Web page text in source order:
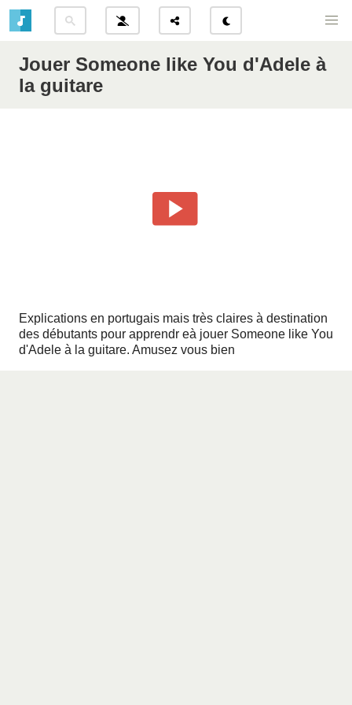
Jouer Someone like You d'Adele à
la guitare
Explications en portugais mais très claires à destination
des débutants pour apprendr eà jouer Someone like You
d'Adele à la guitare. Amusez vous bien